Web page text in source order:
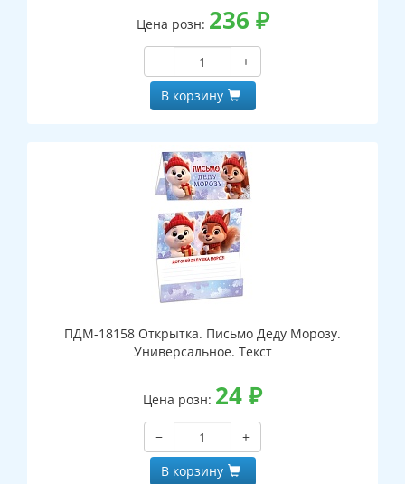
Цена розн: 236 ₽
−
+
В корзину
ПДМ-18158 Открытка. Письмо Деду Морозу.
Универсальное. Текст
Цена розн: 24₽
−
+
В корзину